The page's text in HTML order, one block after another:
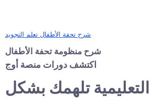
شرح تحفة الأطفال تعلم التجويد
شرح منظومة تحفة الأطفال
اكتشف دورات منصة أوج
تلهمك بشكل